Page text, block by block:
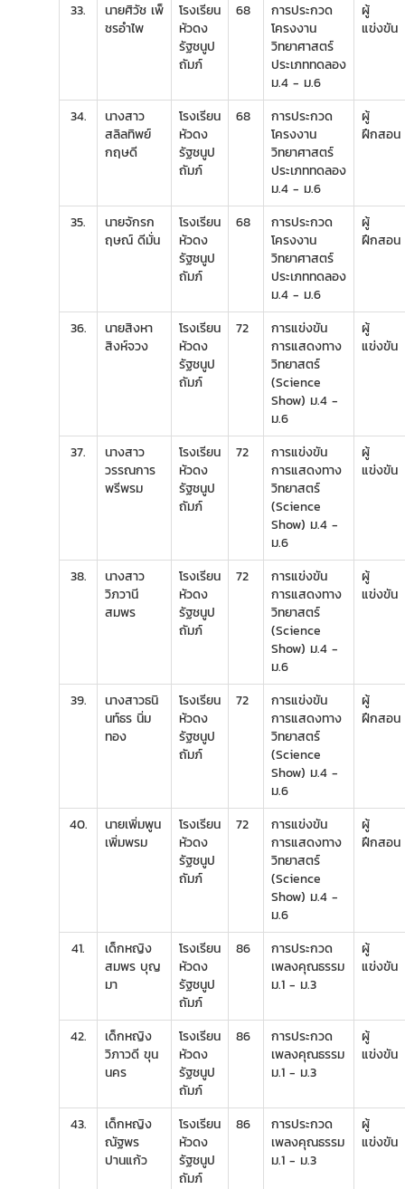
33.
นายศิวัช เพ็
ชรอำไพ
โรงเรียน
หัวดง
รัฐชนูป
ถัมภ์
68
การประกวด
โครงงาน
วิทยาศาสตร์
ประเภททดลอง
ม.4 - ม.6
ผู้
แข่งขัน
34.
นางสาว
สลิลทิพย์
กฤษดี
โรงเรียน
หัวดง
รัฐชนูป
ถัมภ์
68
การประกวด
โครงงาน
วิทยาศาสตร์
ประเภททดลอง
ม.4 - ม.6
ผู้
ฝึกสอน
35.
นายจักรก
ฤษณ์ ดีมั่น
โรงเรียน
หัวดง
รัฐชนูป
ถัมภ์
68
การประกวด
โครงงาน
วิทยาศาสตร์
ประเภททดลอง
ม.4 - ม.6
ผู้
ฝึกสอน
36.
นายสิงหา
สิงห์จวง
โรงเรียน
หัวดง
รัฐชนูป
ถัมภ์
72
การแข่งขัน
การแสดงทาง
วิทยาสตร์
(Science
Show) ม.4 -
ม.6
ผู้
แข่งขัน
37.
นางสาว
วรรณการ
พรีพรม
โรงเรียน
หัวดง
รัฐชนูป
ถัมภ์
72
การแข่งขัน
การแสดงทาง
วิทยาสตร์
(Science
Show) ม.4 -
ม.6
ผู้
แข่งขัน
38.
นางสาว
วิภวานี
สมพร
โรงเรียน
หัวดง
รัฐชนูป
ถัมภ์
72
การแข่งขัน
การแสดงทาง
วิทยาสตร์
(Science
Show) ม.4 -
ม.6
ผู้
แข่งขัน
39.
นางสาวธนิ
นท์ธร นิ่ม
ทอง
โรงเรียน
หัวดง
รัฐชนูป
ถัมภ์
72
การแข่งขัน
การแสดงทาง
วิทยาสตร์
(Science
Show) ม.4 -
ม.6
ผู้
ฝึกสอน
40.
นายเพิ่มพูน
เพิ่มพรม
โรงเรียน
หัวดง
รัฐชนูป
ถัมภ์
72
การแข่งขัน
การแสดงทาง
วิทยาสตร์
(Science
Show) ม.4 -
ม.6
ผู้
ฝึกสอน
41.
เด็กหญิง
สมพร บุญ
มา
โรงเรียน
หัวดง
รัฐชนูป
ถัมภ์
86
การประกวด
เพลงคุณธรรม
ม.1 - ม.3
ผู้
แข่งขัน
42.
เด็กหญิง
วิภาวดี ขุน
นคร
โรงเรียน
หัวดง
รัฐชนูป
ถัมภ์
86
การประกวด
เพลงคุณธรรม
ม.1 - ม.3
ผู้
แข่งขัน
43.
เด็กหญิง
ณัฐพร
ปานแก้ว
โรงเรียน
หัวดง
รัฐชนูป
ถัมภ์
86
การประกวด
เพลงคุณธรรม
ม.1 - ม.3
ผู้
แข่งขัน